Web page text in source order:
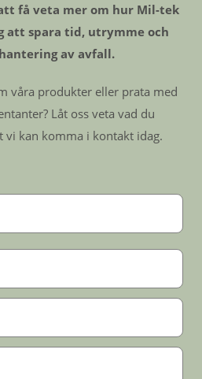
få veta mer om hur Mil-tek
att spara tid, utrymme och
av avfall.
våra produkter eller prata med
Låt oss veta vad du
vi kan komma i kontakt idag.